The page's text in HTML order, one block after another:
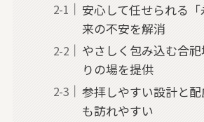
安心して任せられる
来の不安を解消
やさしく包み込む合
りの場を提供
参拝しやすい設計と
も訪れやすい